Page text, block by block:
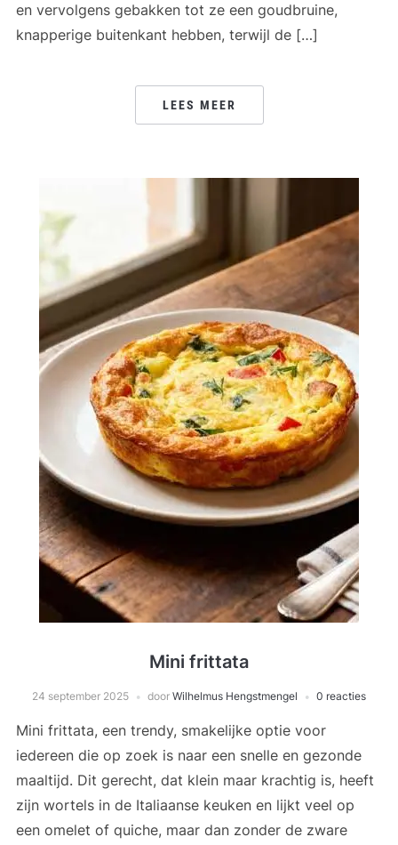
en vervolgens gebakken tot ze een goudbruine,
knapperige buitenkant hebben, terwijl de […]
LEES MEER
Mini frittata
24 september 2025 door Wilhelmus Hengstmengel 0 reacties
Mini frittata, een trendy, smakelijke optie voor
iedereen die op zoek is naar een snelle en gezonde
maaltijd. Dit gerecht, dat klein maar krachtig is, heeft
zijn wortels in de Italiaanse keuken en lijkt veel op
een omelet of quiche, maar dan zonder de zware